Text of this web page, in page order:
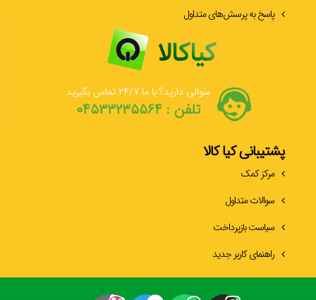
پاسخ به پرسش‌های متداول
سوالی دارید؟ با ما ۲۴/۷ تماس بگیرید
تلفن : ۰۴۵۳۳۲۳۵۵۶۴
پشتیبانی کیا کالا
مرکز کمک
سوالات متداول
سیاست بازپرداخت
راهنمای کاربر جدید